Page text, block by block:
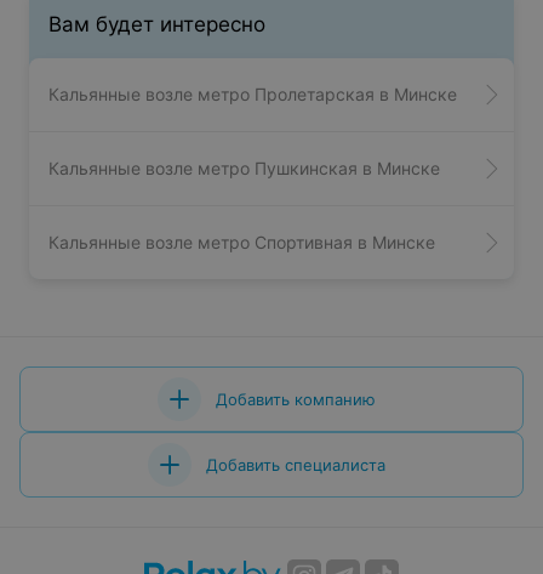
Вам будет интересно
Кальянные возле метро Пролетарская в Минске
Кальянные возле метро Пушкинская в Минске
Кальянные возле метро Спортивная в Минске
Добавить компанию
Добавить специалиста